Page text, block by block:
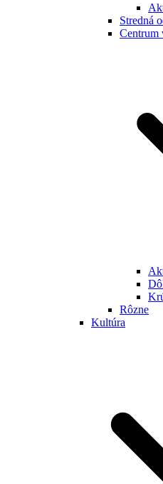
Stredná
Centrum
Rôzne
Kultúra